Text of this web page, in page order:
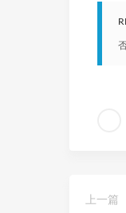
上一篇